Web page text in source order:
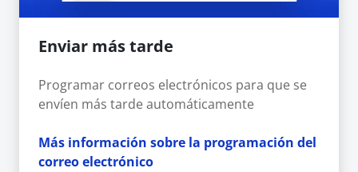
Enviar más tarde
Programar correos electrónicos para que se
envíen más tarde automáticamente
Más información sobre la programación del
correo electrónico